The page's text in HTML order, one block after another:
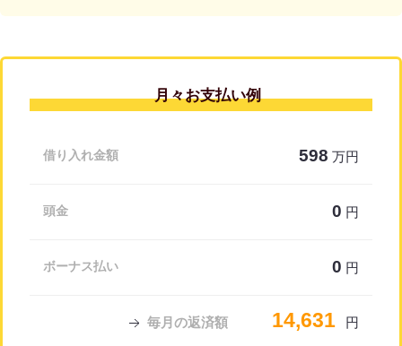
月々お支払い例
借り入れ金額 598 万円
頭金 0 円
ボーナス払い 0 円
毎月の返済額 14,631 円